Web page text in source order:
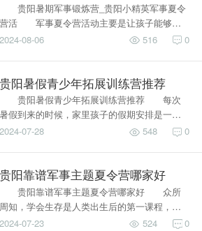
贵阳暑期军事锻炼营_贵阳小精英军事夏令
营活 军事夏令营活动主要是让孩子能够…
2024-08-06
0
516
贵阳暑假青少年拓展训练营推荐
​ 贵阳暑假青少年拓展训练营推荐 每次
暑假到来的时候，家里孩子的假期安排是一…
2024-07-28
0
548
贵阳靠谱军事主题夏令营哪家好
​ 贵阳靠谱军事主题夏令营哪家好 众所
周知，学会生存是人类出生后的第一课程，…
2024-07-23
0
524